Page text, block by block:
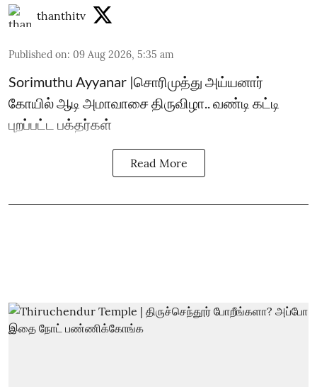
thanthitv
Published on: 09 Aug 2026, 5:35 am
Sorimuthu Ayyanar |சொரிமுத்து அய்யனார்
கோயில் ஆடி அமாவாசை திருவிழா.. வண்டி கட்டி
புறப்பட்ட பக்தர்கள்
Read More